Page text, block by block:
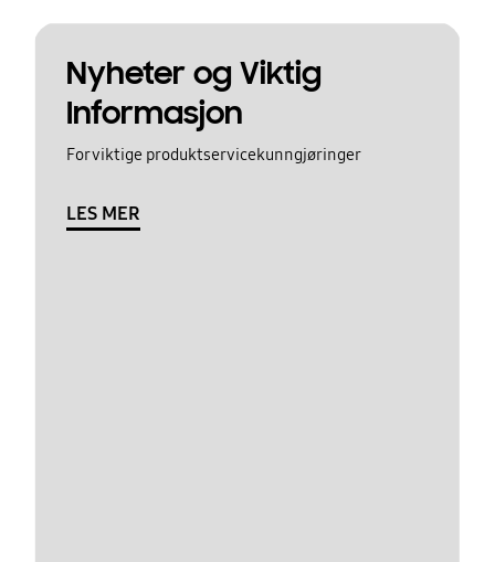
Nyheter og Viktig
Informasjon
For viktige produktservicekunngjøringer
LES MER